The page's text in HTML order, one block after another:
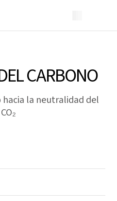
CARBONO
la neutralidad del
CO₂